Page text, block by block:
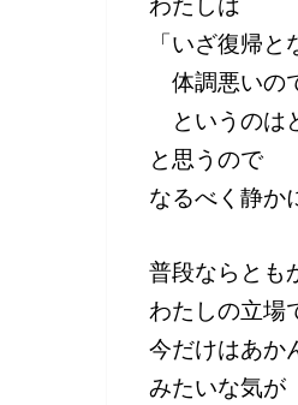
わたしは
「いざ復帰
体調悪いの
というのは
と思うので
なるべく静か
普段ならとも
わたしの立場
今だけはあか
みたいな気が